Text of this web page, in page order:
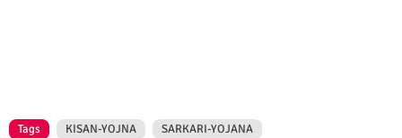
Tags KISAN-YOJNA SARKARI-YOJANA